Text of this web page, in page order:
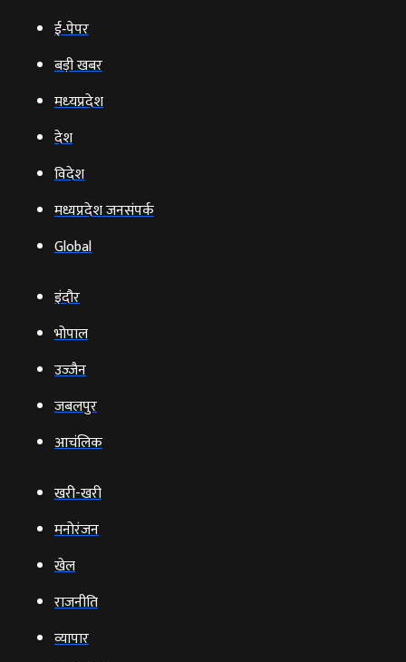
ई‑पेपर
बड़ी खबर
मध्‍यप्रदेश
देश
विदेश
मध्यप्रदेश जनसंपर्क
Global
इंदौर
भोपाल
उज्‍जैन
जबलपुर
आचंलिक
खरी-खरी
मनोरंजन
खेल
राजनीति
व्‍यापार